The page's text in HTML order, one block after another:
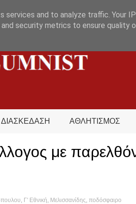
ΔΙΑΣΚΕΔΑΣΗ ΑΘΛΗΤΙΣΜΟΣ
με
Γ' Εθνική Μελισσανίδης ποδόσφαιρο
and to analyze traffic. Your
security metrics to ensure quality